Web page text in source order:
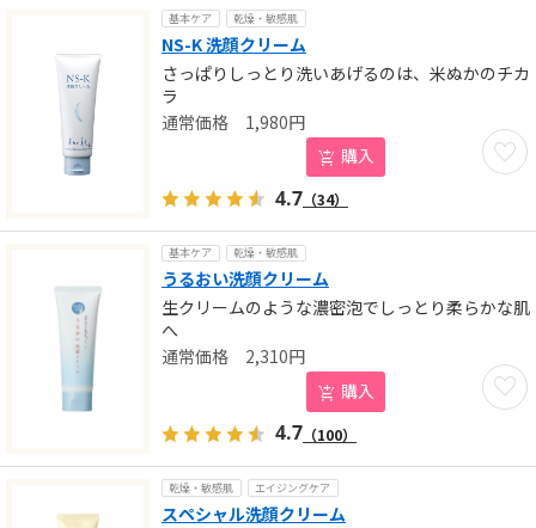
基本ケア 乾燥・敏感肌
NS-K 洗顔クリーム
さっぱりしっとり洗いあげるのは、米ぬかのチカ
ラ
お気
1,980円
購入
4.7 （34）
基本ケア 乾燥・敏感肌
うるおい洗顔クリーム
生クリームのような濃密泡でしっとり柔らかな肌
へ
お気
2,310円
購入
4.7 （100）
乾燥・敏感肌 エイジングケア
スペシャル洗顔クリーム